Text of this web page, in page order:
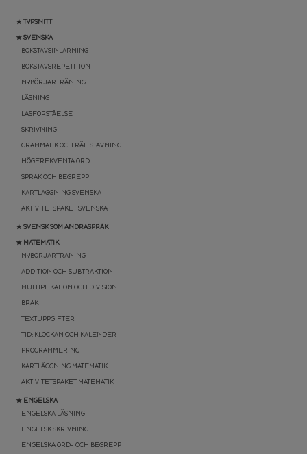
★ TYPSNITT
★ SVENSKA
BOKSTAVSINLÄRNING
BOKSTAVSREPETITION
NYBÖRJARTRÄNING
LÄSNING
LÄSFÖRSTÅELSE
SKRIVNING
GRAMMATIK OCH RÄTTSTAVNING
HÖGFREKVENTA ORD
SPRÅK OCH BEGREPP
KARTLÄGGNING SVENSKA
AKTIVITETSPAKET SVENSKA
★ SVENSK SOM ANDRASPRÅK
★ MATEMATIK
NYBÖRJARTRÄNING
ADDITION OCH SUBTRAKTION
MULTIPLIKATION OCH DIVISION
BRÅK
TEXTUPPGIFTER
TID: KLOCKAN OCH KALENDER
PROGRAMMERING
KARTLÄGGNING MATEMATIK
AKTIVITETSPAKET MATEMATIK
★ ENGELSKA
ENGELSKA LÄSNING
ENGELSK SKRIVNING
ENGELSKA ORD- OCH BEGREPP